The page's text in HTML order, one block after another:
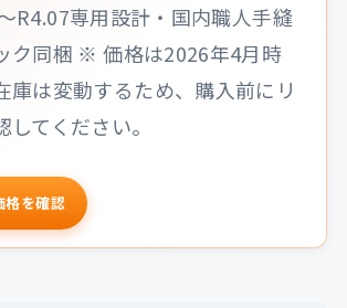
R4.07専用設計・国内職人手縫
ク同梱 ※ 価格は2026年4月時
庫は変動するため、購入前にリ
てください。
を確認